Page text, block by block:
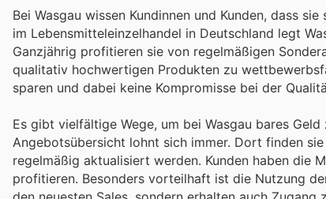
Bei Wasgau wissen Kundinnen und Kunden, dass
im Lebensmitteleinzelhandel in Deutschland legt
Ganzjährig profitieren sie von regelmäßigen
qualitativ hochwertigen Produkten zu
sparen und dabei keine Kompromisse bei der
Es gibt vielfältige Wege, um bei Wasgau bares
Angebotsübersicht lohnt sich immer. Dort finden
regelmäßig aktualisiert werden. Kunden haben die
profitieren. Besonders vorteilhaft ist die Nutzung